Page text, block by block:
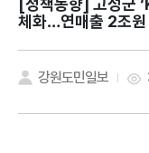
[정책동향]
체화…연매출 2조원
강원도민일보